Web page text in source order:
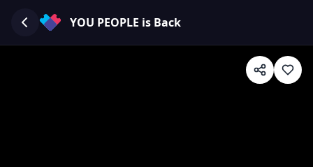
YOU PEOPLE is Back